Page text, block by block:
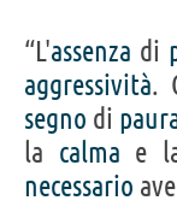
“L'assenza di
aggressività.
segno di
la calma e
necessario